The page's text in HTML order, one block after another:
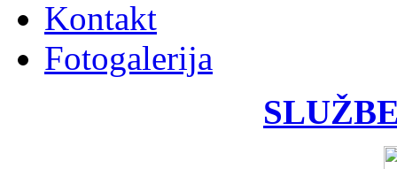
Kontakt
Fotogalerija